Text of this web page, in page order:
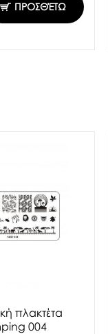
ΠΡΟΣΘΈΤΩ
πλακτέτα
004